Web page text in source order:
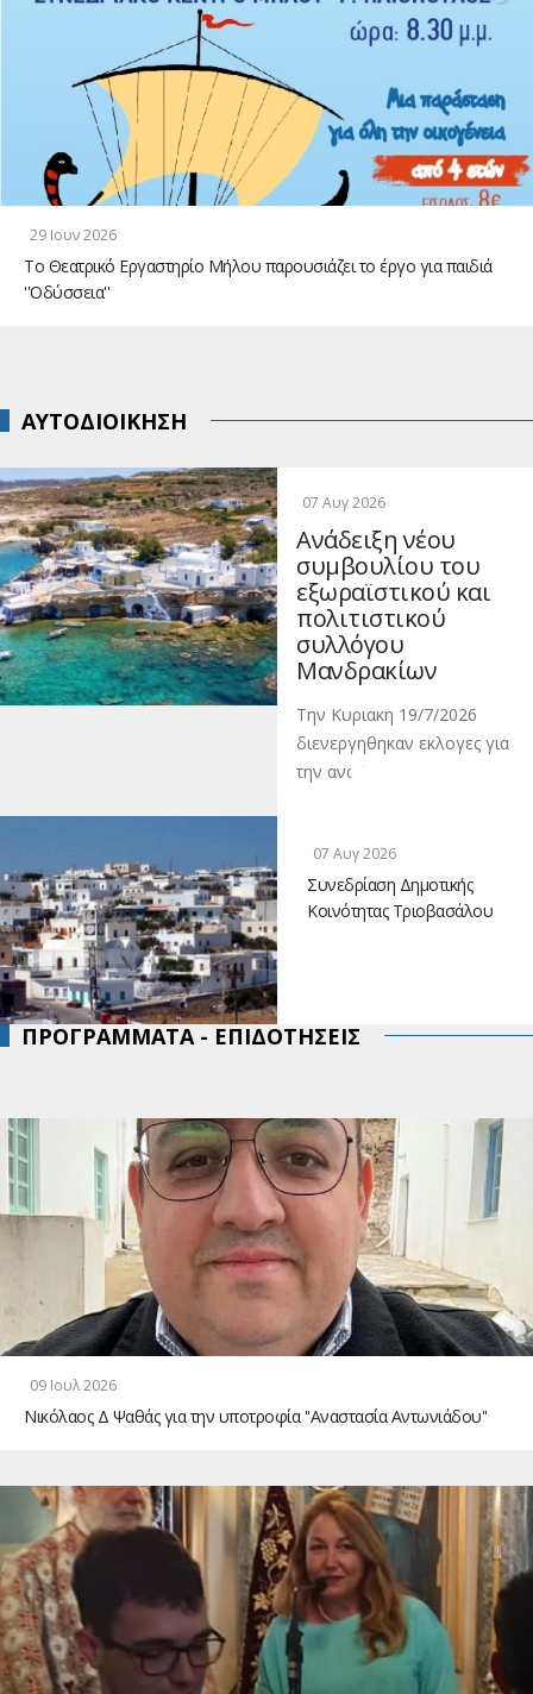
29 Ιουν 2026
Το Θεατρικό Εργαστηρίο Μήλου παρουσιάζει το έργο για παιδιά
''Οδύσσεια''
ΑΥΤΟΔΙΟΙΚΗΣΗ
07 Αυγ 2026
Ανάδειξη νέου
συμβουλίου του
εξωραϊστικού και
πολιτιστικού
συλλόγου
Μανδρακίων
Την Κυριακη 19/7/2026
διενεργηθηκαν εκλογες για
την αναδ
07 Αυγ 2026
Συνεδρίαση Δημοτικής
Κοινότητας Τριοβασάλου
ΠΡΟΓΡΑΜΜΑΤΑ - ΕΠΙΔΟΤΗΣΕΙΣ
09 Ιουλ 2026
Νικόλαος Δ Ψαθάς για την υποτροφία ''Αναστασία Αντωνιάδου''